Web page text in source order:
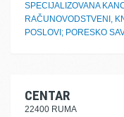
SPECIJALIZOVANA
RAČUNOVODSTVENI,
POSLOVI; PORESKO
CENTAR
22400 RUMA